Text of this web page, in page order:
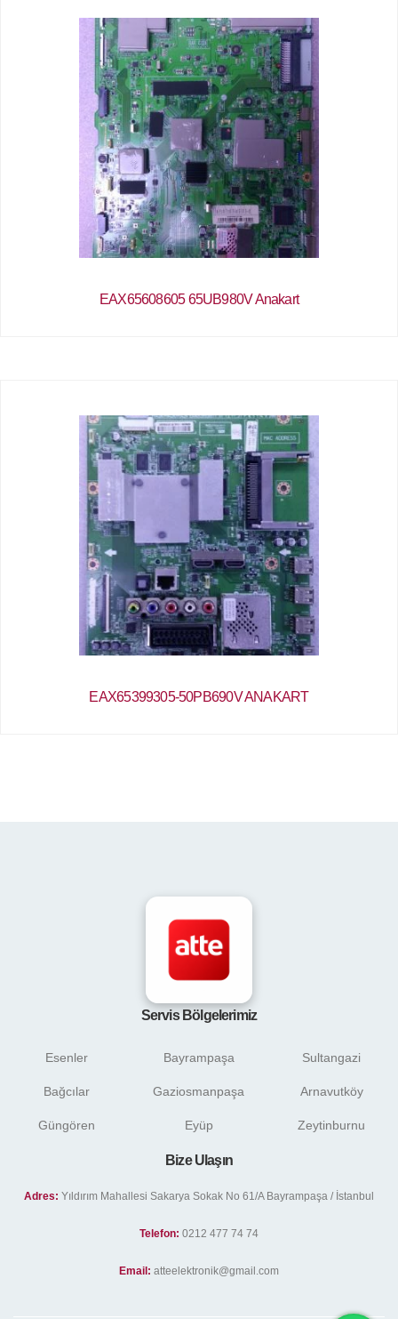
EAX65608605 65UB980V Anakart
EAX65399305-50PB690V ANAKART
Servis Bölgelerimiz
Esenler
Bağcılar
Güngören
Bayrampaşa
Gaziosmanpaşa
Eyüp
Sultangazi
Arnavutköy
Zeytinburnu
Bize Ulaşın
Adres: Yıldırım Mahallesi Sakarya Sokak No 61/A Bayrampaşa / İstanbul
Telefon: 0212 477 74 74
Email: atteelektronik@gmail.com